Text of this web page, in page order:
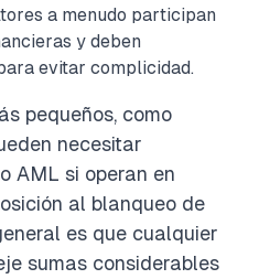
a menudo participan
y deben
evitar complicidad.
pequeños, como
necesitar
AML si operan en
al blanqueo de
es que cualquier
sumas considerables